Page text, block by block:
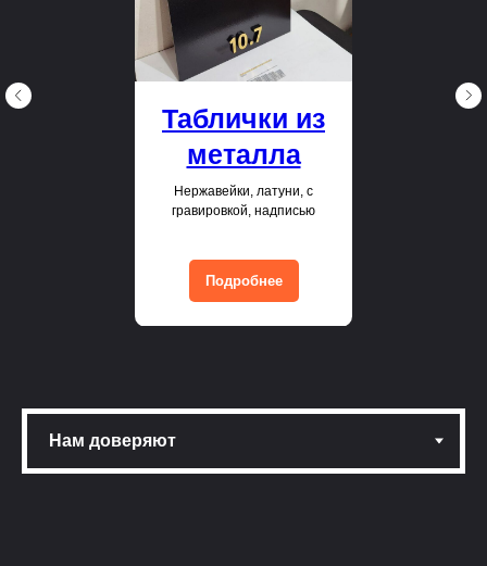
Таблички из
металла
Нержавейки, латуни, с
гравировкой, надписью
Подробнее